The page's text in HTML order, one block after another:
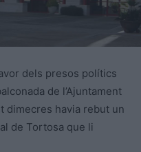
dels presos polítics
de l’Ajuntament
dimecres havia rebut un
de Tortosa que li